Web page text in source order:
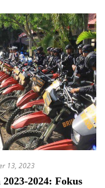
13, 2023
2024: Fokus